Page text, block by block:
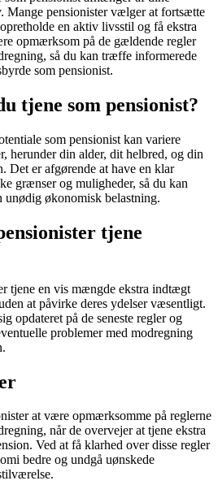
Mange pensionister vælger at fortsætte
en aktiv livsstil og få ekstra
opmærksom på de gældende regler
så du kan træffe informerede
som pensionist.
tjene som pensionist?
som pensionist kan variere
herunder din alder, dit helbred, og din
Det er afgørende at have en klar
grænser og muligheder, så du kan
unødig økonomisk belastning.
tjene
tjene en vis mængde ekstra indtægt
at påvirke deres ydelser væsentligt.
opdateret på de seneste regler og
problemer med modregning
at være opmærksomme på reglerne
når de overvejer at tjene ekstra
Ved at få klarhed over disse regler
bedre og undgå uønskede